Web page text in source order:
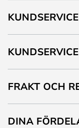
KUNDSERVICE
KUNDSERVICE
FRAKT OCH
DINA